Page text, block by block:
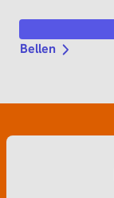
Bellen